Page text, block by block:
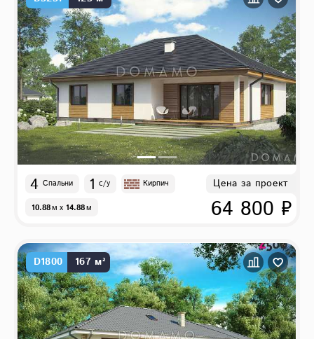
4 Спальни 1 с/у Кирпич
10.88м x 14.88м
Цена за проект
64 800 ₽
D1800 167 м²